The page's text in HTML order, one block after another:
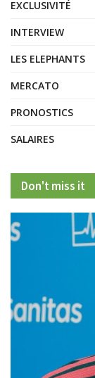
EXCLUSIVITÉ
INTERVIEW
LES ELEPHANTS
MERCATO
PRONOSTICS
SALAIRES
Don't miss it